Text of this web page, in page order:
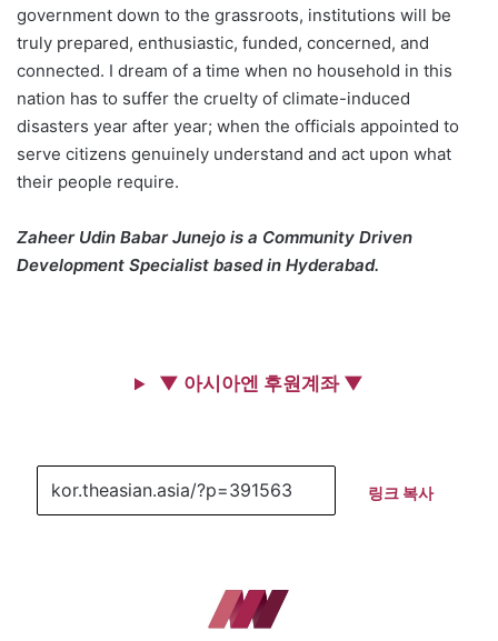
government down to the grassroots, institutions will be
truly prepared, enthusiastic, funded, concerned, and
connected. I dream of a time when no household in this
nation has to suffer the cruelty of climate-induced
disasters year after year; when the officials appointed to
serve citizens genuinely understand and act upon what
their people require.
Zaheer Udin Babar Junejo is a Community Driven
Development Specialist based in Hyderabad.
▼ 아시아엔 후원계좌 ▼
링크 복사